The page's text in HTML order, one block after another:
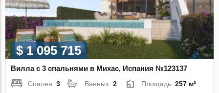
$ 1 095 715
Вилла с 3 спальнями в Михас, Испания №123137
Спален:3 Ванных:2 Площадь:257 м²